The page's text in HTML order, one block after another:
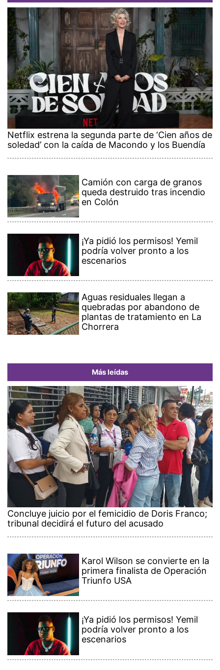
Netflix estrena la segunda parte de ‘Cien años de
soledad’ con la caída de Macondo y los Buendía
Camión con carga de granos
queda destruido tras incendio
en Colón
¡Ya pidió los permisos! Yemil
podría volver pronto a los
escenarios
Aguas residuales llegan a
quebradas por abandono de
plantas de tratamiento en La
Chorrera
Más leídas
Concluye juicio por el femicidio de Doris Franco;
tribunal decidirá el futuro del acusado
Karol Wilson se convierte en la
primera finalista de Operación
Triunfo USA
¡Ya pidió los permisos! Yemil
podría volver pronto a los
escenarios